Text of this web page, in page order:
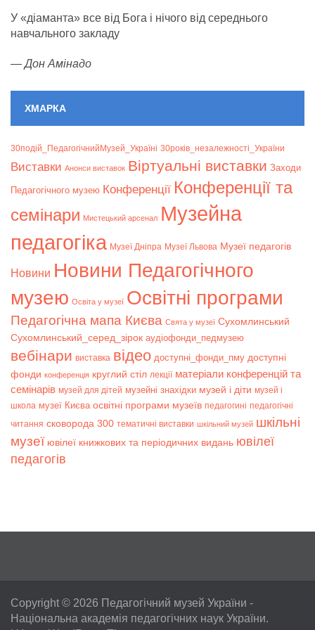
У «діаманта» все від Бога і нічого від середнього
навчального закладу
—Дон Амінадо
ХМАРКА
30подій_ПедагогічнийМузей_Україні 30років_незалежності_України
Bиставки Анонси виставок Віртуальні виставки Заходи
Педагогічного музею Конференції Конференції та
семінари Мистецький арсенал Музейна
педагогіка Музеї Дніпра Музеї Львова Музеї педагогів
Новини Новини Педагогічного
музею Освіта у музеї Освітні програми
Педагогічна мапа Києва Свята у музеї Сухомлинський
Сухомлинський_серед_зірок аудіофонди_педмузею
вебінари виставка відео доступні_фонди_пму доступні
фонди конференція круглий стіл лекції матеріали конференцій та
семінарів музей для дітей музейні знахідки музей і діти музей і
школа музеї Києва освітні програми музеїв педагогині педагогічні
читання сковорода 300 тематичні виставки шкільний музей шкільні
музеї ювілеї книжкових та періодичних видань ювілеї
педагогів
Copyright © 2026 Педагогічний музей України -
Національна академія педагогічних наук України.